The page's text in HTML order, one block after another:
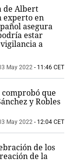
de Albert
experto en
asegura
estar
a
May 2022 - 11:46 CET
comprobó que
y Robles
May 2022 - 12:04 CET
de los
de la